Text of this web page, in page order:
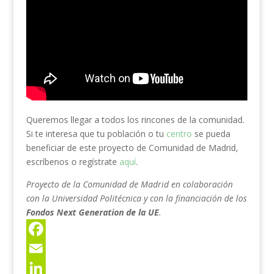
Queremos llegar a todos los rincones de la comunidad.
Si te interesa que tu población o tu centro se pueda
beneficiar de este proyecto de Comunidad de Madrid,
escríbenos o regístrate aquí.
Proyecto de la Comunidad de Madrid en colaboración
con la Universidad Politécnica y con la financiación de los
Fondos Next Generation de la UE.
F
aE